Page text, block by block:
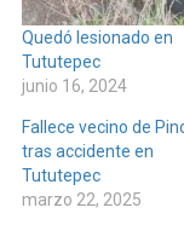
Quedó lesionado en
Tututepec
junio 16, 2024
Fallece vecino de
tras accidente en
Tututepec
marzo 22, 2025